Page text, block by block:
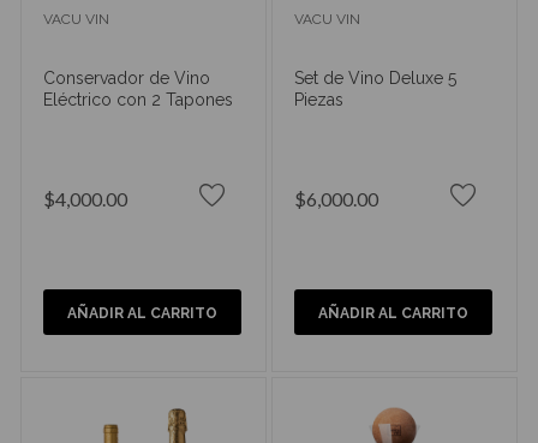
VACU VIN
Conservador de Vino
Eléctrico con 2 Tapones
$4,000.00
AÑADIR AL CARRITO
VACU VIN
Set de Vino Deluxe 5
Piezas
$6,000.00
AÑADIR AL CARRITO